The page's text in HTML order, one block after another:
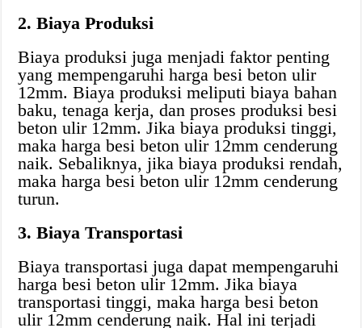
2. Biaya Produksi
Biaya produksi juga menjadi faktor penting
yang mempengaruhi harga besi beton ulir
12mm. Biaya produksi meliputi biaya bahan
baku, tenaga kerja, dan proses produksi besi
beton ulir 12mm. Jika biaya produksi tinggi,
maka harga besi beton ulir 12mm cenderung
naik. Sebaliknya, jika biaya produksi rendah,
maka harga besi beton ulir 12mm cenderung
turun.
3. Biaya Transportasi
Biaya transportasi juga dapat mempengaruhi
harga besi beton ulir 12mm. Jika biaya
transportasi tinggi, maka harga besi beton
ulir 12mm cenderung naik. Hal ini terjadi